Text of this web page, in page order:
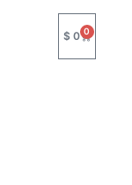
$0 0